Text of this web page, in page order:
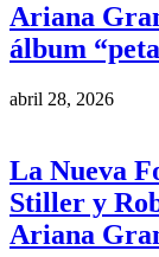
Ariana
álbum
abril 28, 2026
La Nueva
Stiller y
Ariana